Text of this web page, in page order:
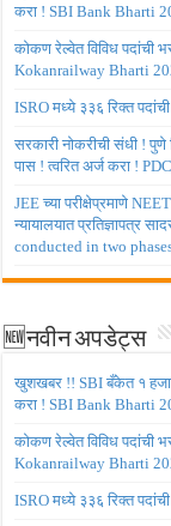
करा ! SBI Bank Bharti
कोकण रेल्वेत विविध पदांची
Kokanrailway Bharti
ISRO मध्ये ३३६ रिक्त
सरकारी नोकरीची संधी ! पुणे
पास ! त्वरित अर्ज करा !
JEE च्या परीक्षेप्रमाणे
न्यायालयात प्रतिज्ञापत्र
conducted in two
🆕नवीन अपडेट्स
खुशखबर !! SBI बँकेत १ हजार
करा ! SBI Bank Bharti
कोकण रेल्वेत विविध पदांची
Kokanrailway Bharti
ISRO मध्ये ३३६ रिक्त